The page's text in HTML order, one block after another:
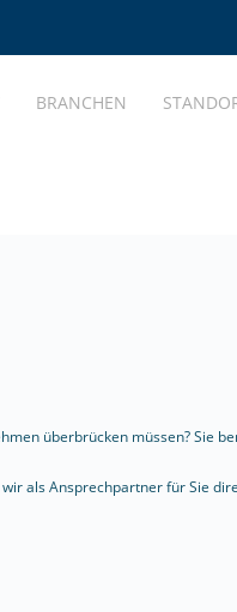
BRANCHEN
überbrücken müssen? Sie
als Ansprechpartner für Sie